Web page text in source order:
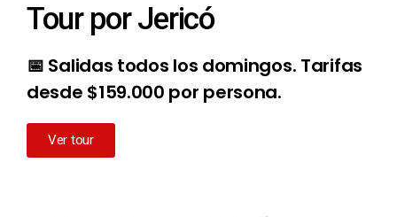
Tour por Jericó
📅 Salidas todos los domingos. Tarifas
desde $159.000 por persona.
Ver tour